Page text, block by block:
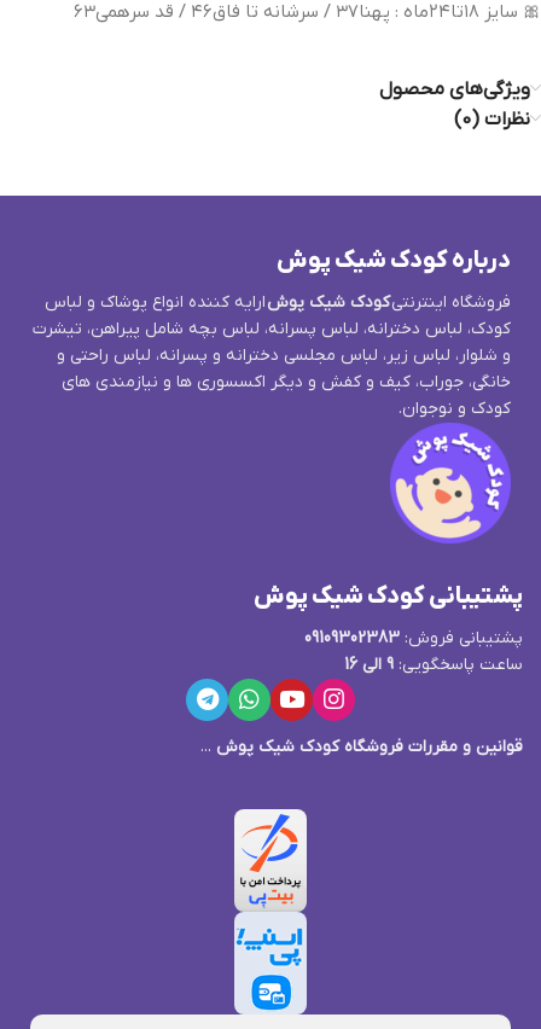
🎀 سایز ۱۸تا۲۴ماه : پهنا۳۷ / سرشانه تا فاق۴۶ / قد سرهمی۶۳
ویژگی‌های محصول
نظرات (0)
درباره کودک شیک پوش
فروشگاه اینترنتیکودک شیک پوشارایه کننده انواع پوشاک و لباس
کودک، لباس دخترانه، لباس پسرانه، لباس بچه شامل پیراهن، تیشرت
و شلوار، لباس زیر، لباس مجلسی دخترانه و پسرانه، لباس راحتی و
خانگی، جوراب، کیف و کفش و دیگر اکسسوری ها و نیازمندی های
کودک و نوجوان.
پشتیبانی کودک شیک پوش
پشتیبانی فروش: 09109302383
ساعت پاسخگویی: 9 الی 16
قوانین و مقررات فروشگاه کودک شیک پوش ...